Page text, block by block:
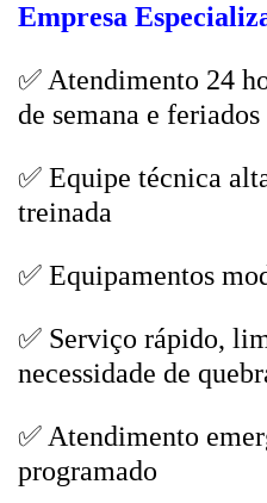
Empresa
✅ Atendimento 24
de semana e feriados
✅ Equipe técnica
treinada
✅ Equipamentos
✅ Serviço rápido,
necessidade de
✅ Atendimento
programado